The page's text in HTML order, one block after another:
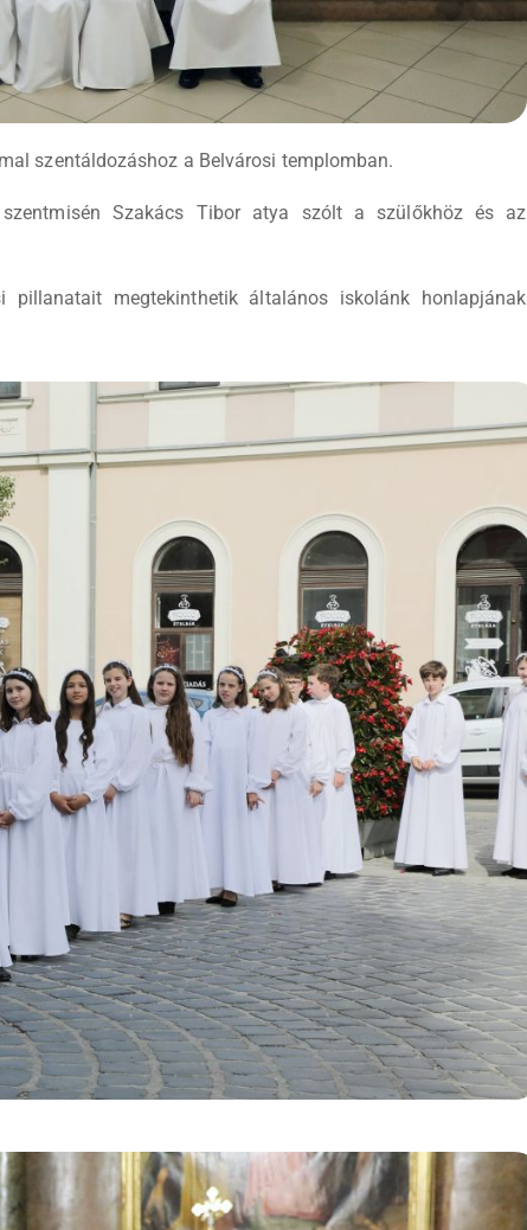
szentáldozáshoz a Belvárosi templomban.
Szakács Tibor atya szólt a szülőkhöz és az
megtekinthetik általános iskolánk honlapjának